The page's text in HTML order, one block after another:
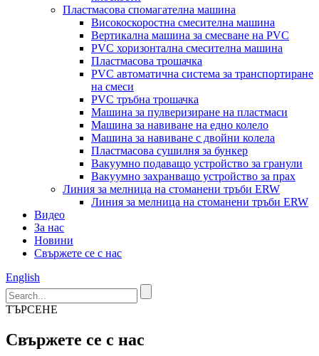
Пластмасова спомагателна машина
Високоскоростна смесителна машина
Вертикална машина за смесване на PVC
PVC хоризонтална смесителна машина
Пластмасова трошачка
PVC автоматична система за транспортиране
на смеси
PVC тръбна трошачка
Машина за пулверизиране на пластмаси
Машина за навиване на едно колело
Машина за навиване с двойни колела
Пластмасова сушилня за бункер
Вакуумно подаващо устройство за гранули
Вакуумно захранващо устройство за прах
Линия за мелница на стоманени тръби ERW
Линия за мелница на стоманени тръби ERW
Видео
За нас
Новини
Свържете се с нас
English
ТЪРСЕНЕ
Свържете се с нас